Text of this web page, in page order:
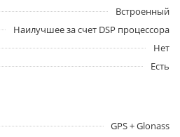
Встроенный
Наилучшее за счет DSP процессора
Нет
Есть
GPS + Glonass